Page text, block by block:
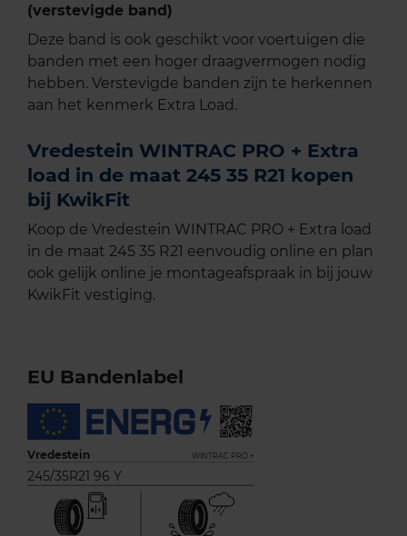
(verstevigde band)
Deze band is ook geschikt voor voertuigen die
banden met een hoger draagvermogen nodig
hebben. Verstevigde banden zijn te herkennen
aan het kenmerk Extra Load.
Vredestein WINTRAC PRO + Extra
load in de maat 245 35 R21 kopen
bij KwikFit
Koop de Vredestein WINTRAC PRO + Extra load
in de maat 245 35 R21 eenvoudig online en plan
ook gelijk online je montageafspraak in bij jouw
KwikFit vestiging.
EU Bandenlabel
Vredestein WINTRAC PRO +
245/35R21 96 Y